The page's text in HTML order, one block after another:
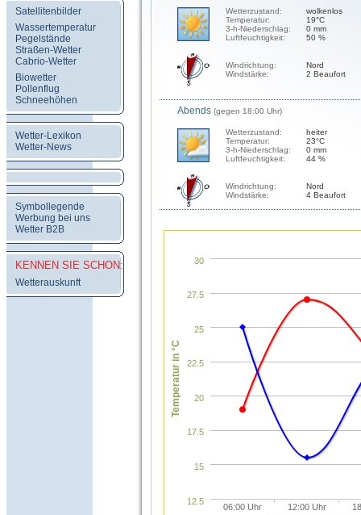
Satellitenbilder
Wassertemperatur
Pegelstände
Straßen-Wetter
Cabrio-Wetter
Biowetter
Pollenflug
Schneehöhen
Wetter-Lexikon
Wetter-News
Symbollegende
Werbung bei uns
Wetter B2B
KENNEN SIE SCHON:
Wetterauskunft
Wetterzustand:
Temperatur:
3-h-Niederschlag:
Luftfeuchtigkeit:
wolkenlos
19°C
0 mm
50 %
Windrichtung:
Windstärke:
Nord
2 Beaufort
Abends (gegen 18:00 Uhr)
Wetterzustand:
Temperatur:
3-h-Niederschlag:
Luftfeuchtigkeit:
heiter
23°C
0 mm
44 %
Windrichtung:
Windstärke:
Nord
4 Beaufort
Temperatur in °C
06:00 Uhr 12:00 Uhr
12.5
15
17.5
20
22.5
25
27.5
30